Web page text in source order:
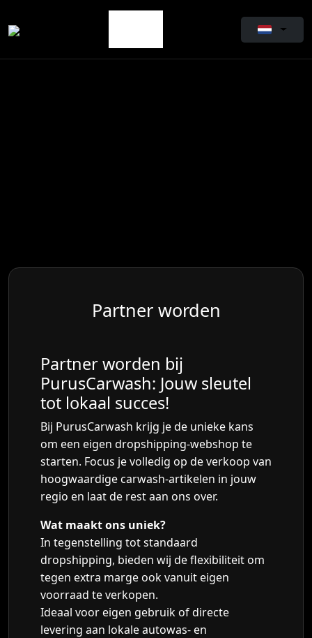
Partner worden
Partner worden bij
PurusCarwash: Jouw sleutel
tot lokaal succes!
Bij PurusCarwash krijg je de unieke kans
om een eigen dropshipping-webshop te
starten. Focus je volledig op de verkoop van
hoogwaardige carwash-artikelen in jouw
regio en laat de rest aan ons over.
Wat maakt ons uniek?
In tegenstelling tot standaard
dropshipping, bieden wij de flexibiliteit om
tegen extra marge ook vanuit eigen
voorraad te verkopen.
Ideaal voor eigen gebruik of directe
levering aan lokale autowas- en